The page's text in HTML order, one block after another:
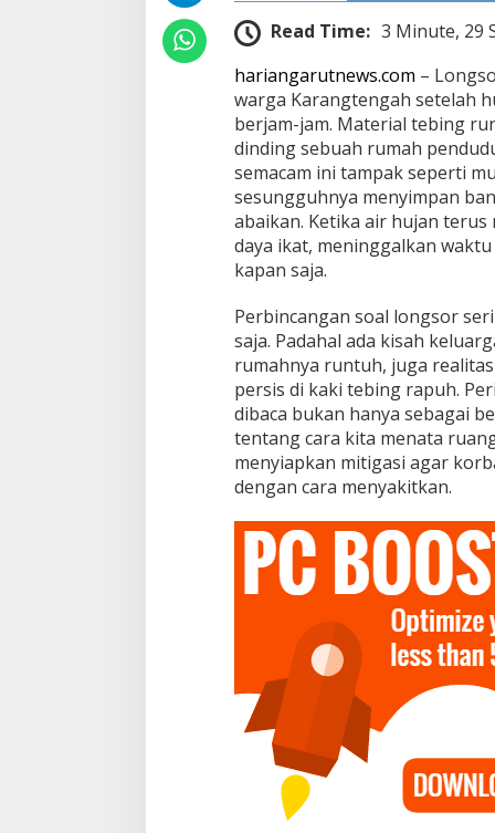
r
s
d
a
r
i
T
e
i
n
Read Time: 3 Minute, 29
hariangarutnews.com –
warga Karangtengah setelah
berjam-jam. Material tebing
dinding sebuah rumah
semacam ini tampak seperti
sesungguhnya menyimpan
abaikan. Ketika air hujan
daya ikat, meninggalkan
kapan saja.
Perbincangan soal longsor
saja. Padahal ada kisah
rumahnya runtuh, juga
persis di kaki tebing rapuh.
dibaca bukan hanya sebagai
tentang cara kita menata
menyiapkan mitigasi agar
dengan cara menyakitkan.